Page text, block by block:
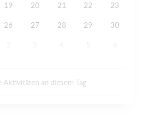
19 20 21 22 23
26 27 28 29 30
Aktivitäten an diesem Tag